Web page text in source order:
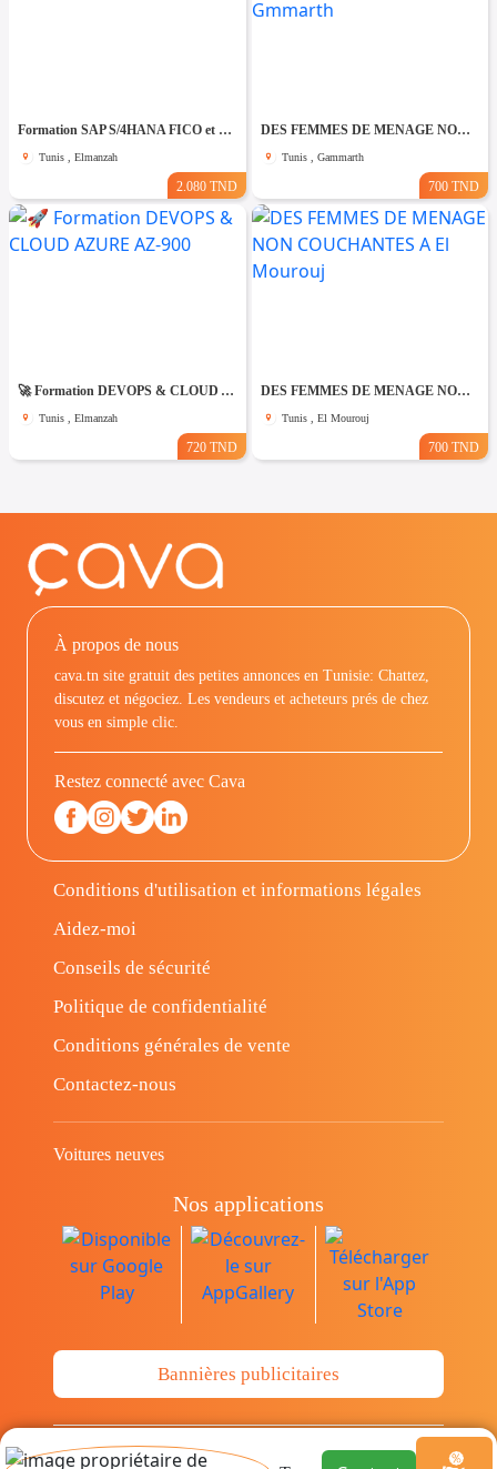
Formation SAP S/4HANA FICO et MM-SD
Tunis , Elmanzah
2.080 TND
DES FEMMES DE MENAGE NON COUCHANTES A Gmmarth
Tunis , Gammarth
700 TND
🚀 Formation DEVOPS & CLOUD AZURE AZ-900
Tunis , Elmanzah
720 TND
DES FEMMES DE MENAGE NON COUCHANTES A El Mourouj
Tunis , El Mourouj
700 TND
À propos de nous
cava.tn site gratuit des petites annonces en Tunisie: Chattez,
discutez et négociez. Les vendeurs et acheteurs prés de chez
vous en simple clic.
Restez connecté avec Cava
Conditions d'utilisation et informations légales
Aidez-moi
Conseils de sécurité
Politique de confidentialité
Conditions générales de vente
Contactez-nous
Voitures neuves
Nos applications
Bannières publicitaires
© Copyright 2014-2026 Cava.tn Limited Tous